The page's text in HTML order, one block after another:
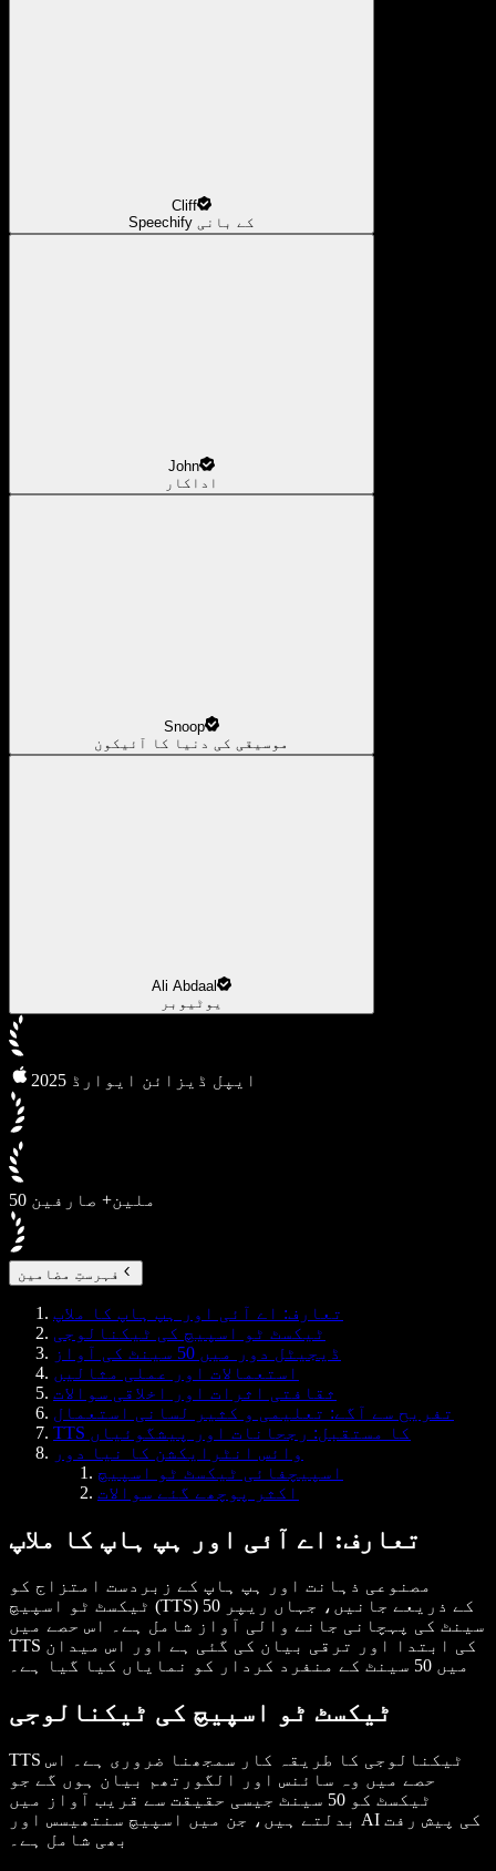
Cliff
Speechify کے بانی
John
اداکار
Snoop
موسیقی کی دنیا کا آئیکون
Ali Abdaal
یوٹیوبر
2025 ایپل ڈیزائن ایوارڈ
50 ملین+ صارفین
فہرستِ مضامین
تعارف: اے آئی اور ہپ ہاپ کا ملاپ
ٹیکسٹ ٹو اسپیچ کی ٹیکنالوجی
ڈیجیٹل دور میں 50 سینٹ کی آواز
استعمالات اور عملی مثالیں
ثقافتی اثرات اور اخلاقی سوالات
تفریح سے آگے: تعلیمی و کثیر لسانی استعمال
TTS کا مستقبل: رجحانات اور پیشگوئیاں
وائس انٹرایکشن کا نیا دور
اسپیچفائی ٹیکسٹ ٹو اسپیچ
اکثر پوچھے گئے سوالات
تعارف: اے آئی اور ہپ ہاپ کا ملاپ
مصنوعی ذہانت اور ہپ ہاپ کے زبردست امتزاج کو
ٹیکسٹ ٹو اسپیچ (TTS) کے ذریعے جانیں، جہاں ریپر 50
سینٹ کی پہچانی جانے والی آواز شامل ہے۔ اس حصے میں
TTS کی ابتدا اور ترقی بیان کی گئی ہے اور اس میدان
میں 50 سینٹ کے منفرد کردار کو نمایاں کیا گیا ہے۔
ٹیکسٹ ٹو اسپیچ کی ٹیکنالوجی
TTS ٹیکنالوجی کا طریقہ کار سمجھنا ضروری ہے۔ اس
حصے میں وہ سائنس اور الگورتھم بیان ہوں گے جو
ٹیکسٹ کو 50 سینٹ جیسی حقیقت سے قریب آواز میں
بدلتے ہیں، جن میں اسپیچ سنتھیسس اور AI کی پیش رفت
بھی شامل ہے۔